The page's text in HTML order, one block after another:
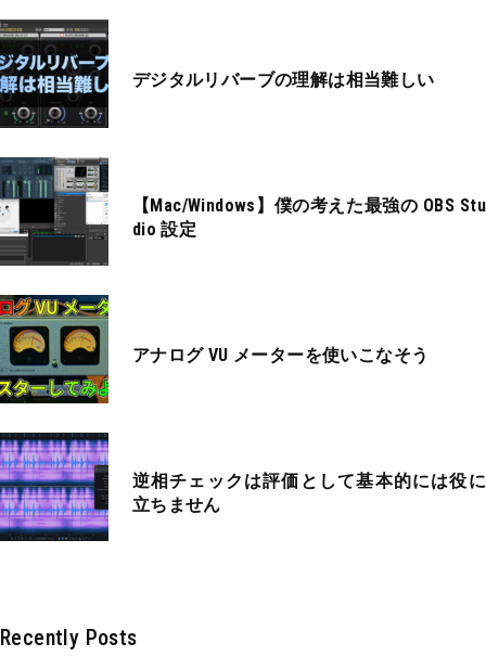
デジタルリバーブの理解は相当難しい
【Mac/Windows】僕の考えた最強の OBS Stu
dio 設定
アナログ VU メーターを使いこなそう
逆相チェックは評価として基本的には役に
立ちません
Recently Posts